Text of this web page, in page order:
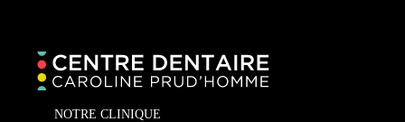
NOTRE CLINIQUE